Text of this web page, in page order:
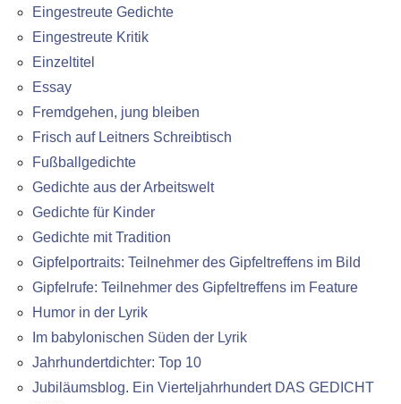
Eingestreute Gedichte
Eingestreute Kritik
Einzeltitel
Essay
Fremdgehen, jung bleiben
Frisch auf Leitners Schreibtisch
Fußballgedichte
Gedichte aus der Arbeitswelt
Gedichte für Kinder
Gedichte mit Tradition
Gipfelportraits: Teilnehmer des Gipfeltreffens im Bild
Gipfelrufe: Teilnehmer des Gipfeltreffens im Feature
Humor in der Lyrik
Im babylonischen Süden der Lyrik
Jahrhundertdichter: Top 10
Jubiläumsblog. Ein Vierteljahrhundert DAS GEDICHT